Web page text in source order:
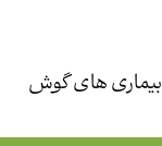
بیماری های گوش